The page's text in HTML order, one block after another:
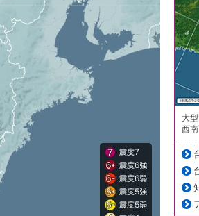
大
西